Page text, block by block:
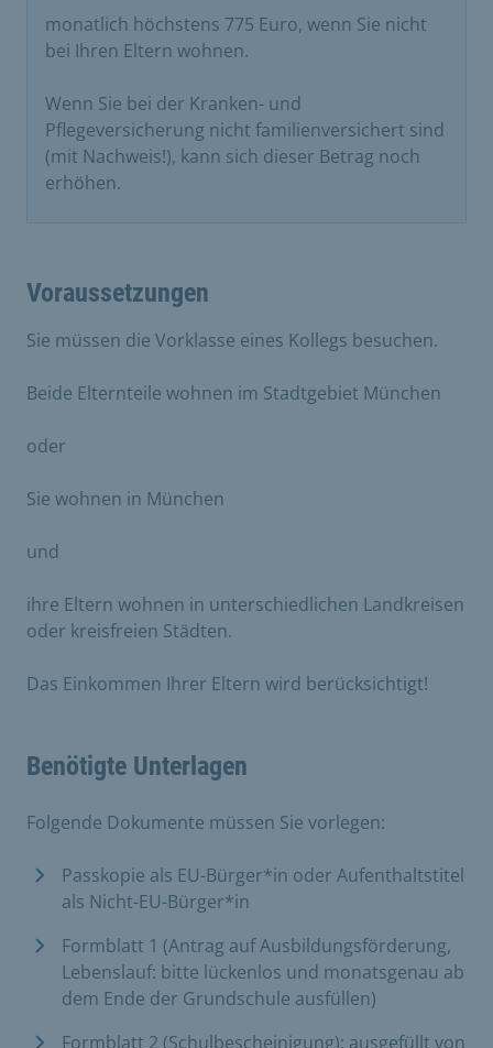
monatlich höchstens 775 Euro, wenn Sie nicht
bei Ihren Eltern wohnen.
Wenn Sie bei der Kranken- und
Pflegeversicherung nicht familienversichert sind
(mit Nachweis!), kann sich dieser Betrag noch
erhöhen.
Voraussetzungen
Sie müssen die Vorklasse eines Kollegs besuchen.
Beide Elternteile wohnen im Stadtgebiet München
oder
Sie wohnen in München
und
ihre Eltern wohnen in unterschiedlichen Landkreisen
oder kreisfreien Städten.
Das Einkommen Ihrer Eltern wird berücksichtigt!
Benötigte Unterlagen
Folgende Dokumente müssen Sie vorlegen:
Passkopie als EU-Bürger*in oder Aufenthaltstitel
als Nicht-EU-Bürger*in
Formblatt 1 (Antrag auf Ausbildungsförderung,
Lebenslauf: bitte lückenlos und monatsgenau ab
dem Ende der Grundschule ausfüllen)
Formblatt 2 (Schulbescheinigung): ausgefüllt von